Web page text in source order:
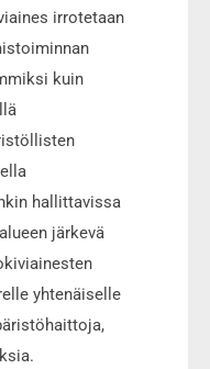
irrotetaan
kuin
hallittavissa
järkevä
yhtenäiselle